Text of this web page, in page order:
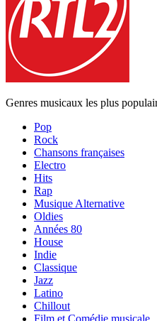
Genres musicaux les plus
Pop
Rock
Chansons françaises
Electro
Hits
Rap
Musique Alternative
Oldies
Années 80
House
Indie
Classique
Jazz
Latino
Chillout